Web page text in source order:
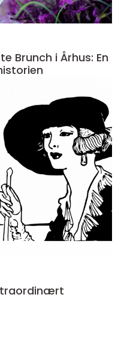
Brunch i Århus: En